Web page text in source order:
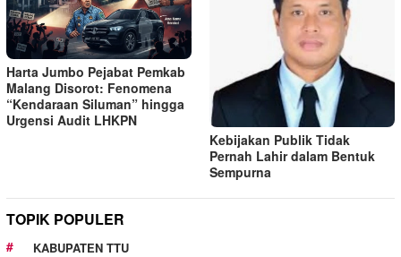
Harta Jumbo Pejabat Pemkab
Malang Disorot: Fenomena
“Kendaraan Siluman” hingga
Urgensi Audit LHKPN
Kebijakan Publik Tidak
Pernah Lahir dalam Bentuk
Sempurna
TOPIK POPULER
KABUPATEN TTU